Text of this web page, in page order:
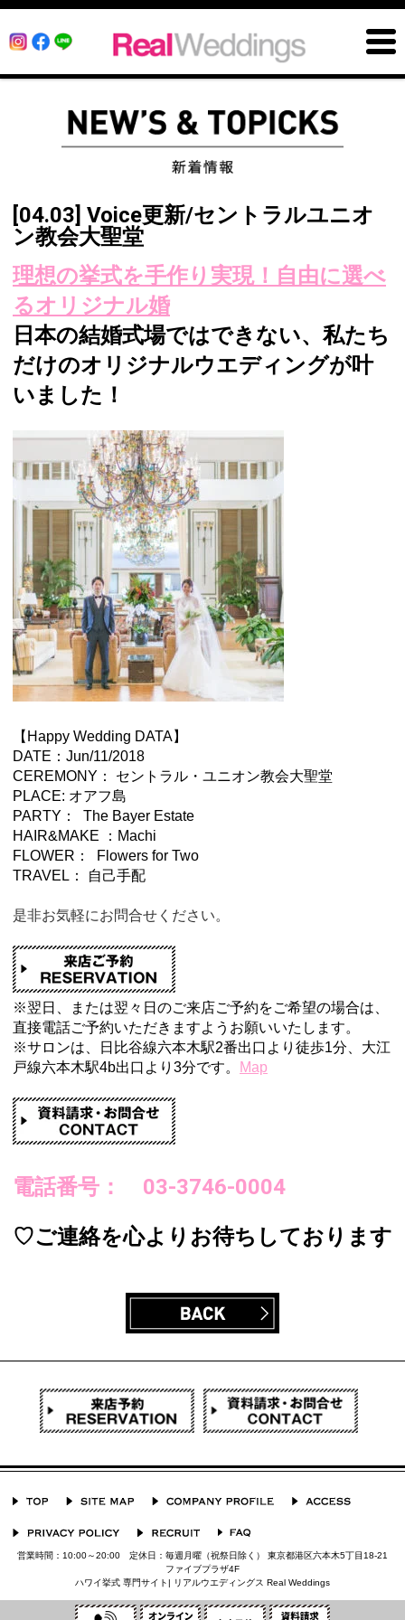
[04.03] Voice更新/セントラルユニオ
ン教会大聖堂
理想の挙式を手作り実現！自由に選べ
るオリジナル婚
日本の結婚式場ではできない、私たち
だけのオリジナルウエディングが叶
いました！
【Happy Wedding DATA】
DATE：Jun/11/2018
CEREMONY： セントラル・ユニオン教会大聖堂
PLACE: オアフ島
PARTY： The Bayer Estate
HAIR&MAKE ：Machi
FLOWER： Flowers for Two
TRAVEL： 自己手配
是非お気軽にお問合せください。
※翌日、または翌々日のご来店ご予約をご希望の場合は、
直接電話ご予約いただきますようお願いいたします。
※サロンは、日比谷線六本木駅2番出口より徒歩1分、 大江
戸線六本木駅4b出口より3分です。 Map
電話番号： 03-3746-0004
♡ご連絡を心よりお待ちしております
営業時間：10:00～20:00 定休日：毎週月曜（祝祭日除く） 東京都港区六本木5丁目18-21
ファイブプラザ4F
ハワイ挙式 専門サイト| リアルウエディングス Real Weddings